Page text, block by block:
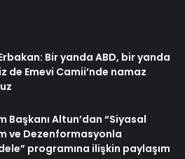
Bir yanda ABD, bir yanda
de Emevi Camii’nde namaz
Başkanı Altun’dan “Siyasal
ve Dezenformasyonla
programına ilişkin paylaşım